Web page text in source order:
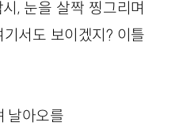
, 눈을 살짝 찡그리며
서도 보이겠지? 이틀
날아오를